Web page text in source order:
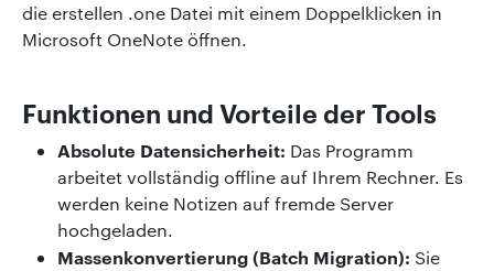
die erstellen .one Datei mit einem Doppelklicken in
Microsoft OneNote öffnen.
Funktionen und Vorteile der Tools
Absolute Datensicherheit: Das Programm
arbeitet vollständig offline auf Ihrem Rechner. Es
werden keine Notizen auf fremde Server
hochgeladen.
Massenkonvertierung (Batch Migration): Sie